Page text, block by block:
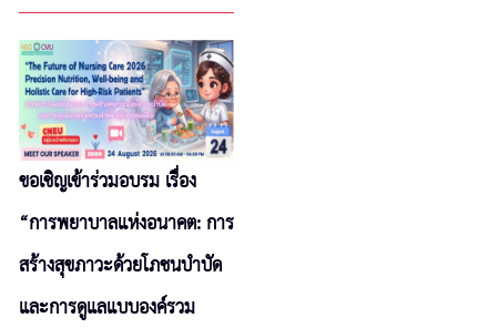
ขอเชิญเข้าร่วมอบรม เรื่อง
“การพยาบาลแห่งอนาคต: การ
สร้างสุขภาวะด้วยโภชนบำบัด
และการดูแลแบบองค์รวม